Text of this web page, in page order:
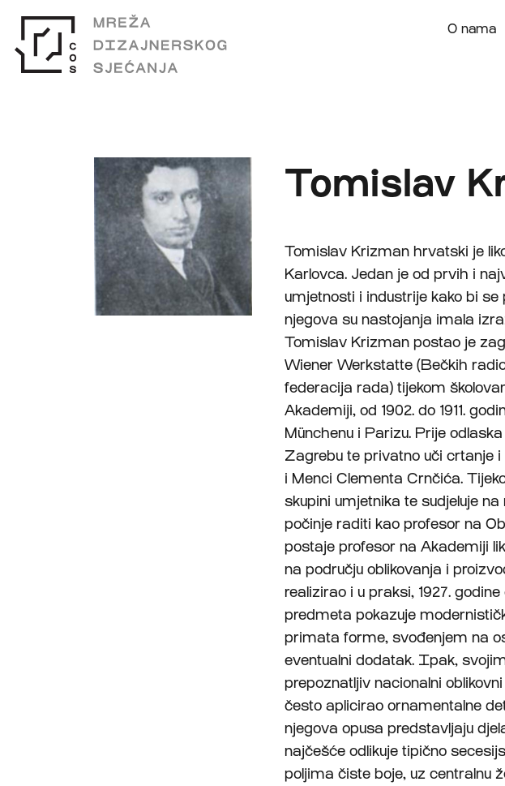
O nama
Tomislav
Tomislav Krizman hrvatski je
Karlovca. Jedan je od prvih i
umjetnosti i industrije kako bi
njegova su nastojanja imala
Tomislav Krizman postao je
Wiener Werkstatte (Bečkih
federacija rada) tijekom
Akademiji, od 1902. do 1911.
Münchenu i Parizu. Prije
Zagrebu te privatno uči crtanje
i Menci Clementa Crnčića.
skupini umjetnika te sudjeluje
počinje raditi kao profesor na
postaje profesor na Akademiji
na području oblikovanja i
realizirao i u praksi, 1927.
predmeta pokazuje
primata forme, svođenjem na
eventualni dodatak. Ipak,
prepoznatljiv nacionalni
često aplicirao ornamentalne
njegova opusa predstavljaju
najčešće odlikuje tipično
poljima čiste boje, uz centralnu